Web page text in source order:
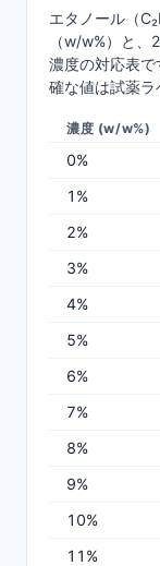
エタノール（
（w/w%）と
濃度の対応表
確な値は試薬ラ
濃度 (w/w%)
0%
1 %
2%
3%
4%
5%
6%
7%
8%
9%
10%
11 %